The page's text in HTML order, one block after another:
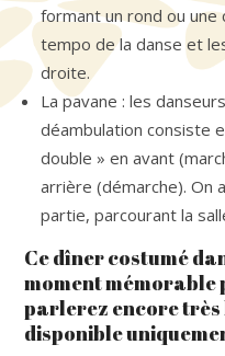
formant un rond ou une
tempo de la danse et
droite.
La pavane : les
déambulation consiste
double » en avant
arrière (démarche). On
partie, parcourant la
Ce dîner costumé
moment mémorable
parlerez encore très
disponible